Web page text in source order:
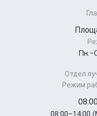
Отдел
Режим
08:00–14:00